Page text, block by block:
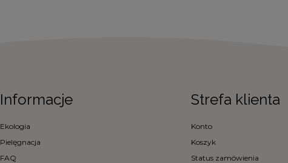
Informacje
Ekologia
Pielęgnacja
FAQ
Strefa klienta
Konto
Koszyk
Status zamówienia